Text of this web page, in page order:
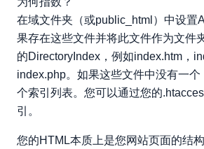
在域文件夹（或public_html）中设置
果存在这些文件并将此文件作为文件
的DirectoryIndex，例如index.htm，
index.php。如果这些文件中没有一
个索引列表。您可以通过您的
引。
您的HTML本质上是您网站页面的结